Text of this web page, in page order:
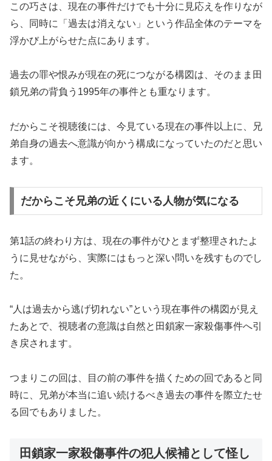
この巧さは、現在の事件だけでも十分に見応えを作りなが
ら、同時に「過去は消えない」という作品全体のテーマを
浮かび上がらせた点にあります。
過去の罪や恨みが現在の死につながる構図は、そのまま田
鎖兄弟の背負う1995年の事件とも重なります。
だからこそ視聴後には、今見ている現在の事件以上に、兄
弟自身の過去へ意識が向かう構成になっていたのだと思い
ます。
だからこそ兄弟の近くにいる人物が気になる
第1話の終わり方は、現在の事件がひとまず整理されたよ
うに見せながら、実際にはもっと深い問いを残すものでし
た。
“人は過去から逃げ切れない”という現在事件の構図が見え
たあとで、視聴者の意識は自然と田鎖家一家殺傷事件へ引
き戻されます。
つまりこの回は、目の前の事件を描くための回であると同
時に、兄弟が本当に追い続けるべき過去の事件を際立たせ
る回でもありました。
田鎖家一家殺傷事件の犯人候補として怪し